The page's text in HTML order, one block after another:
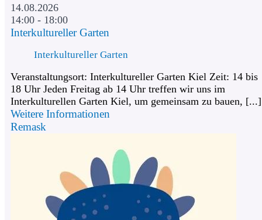
14.08.2026
14:00 - 18:00
Interkultureller Garten
Interkultureller Garten
Veranstaltungsort: Interkultureller Garten Kiel Zeit: 14 bis
18 Uhr Jeden Freitag ab 14 Uhr treffen wir uns im
Interkulturellen Garten Kiel, um gemeinsam zu bauen, [...]
Weitere Informationen
Remask